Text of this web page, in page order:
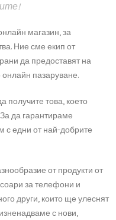
магазин, за
Ние сме екип от
да предоставят на
пазаруване.
това, което
да гарантираме
с едни от най-добрите
от продукти от
за телефони и
други, които ще улеснят
с нови,